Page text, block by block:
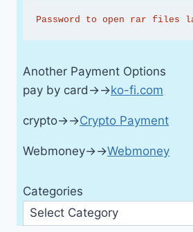
Password to open rar files
Another Payment Options
pay by card→→ko-fi.com
crypto→→Crypto Payment
Webmoney→→Webmoney
Categories